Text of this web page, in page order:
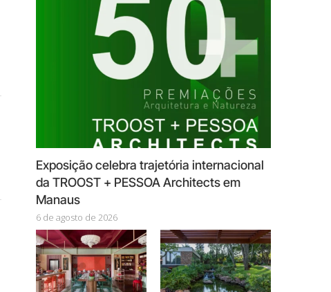
Exposição celebra trajetória internacional
da TROOST + PESSOA Architects em
Manaus
6 de agosto de 2026